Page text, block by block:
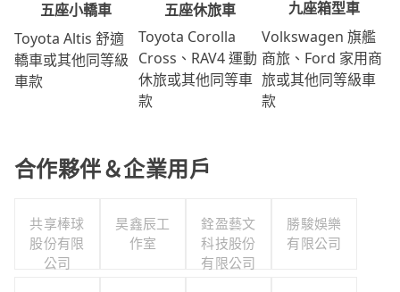
五座小轎車
Toyota Altis 舒適
轎車或其他同等級
車款
五座休旅車
Toyota Corolla
Cross、RAV4 運動
休旅或其他同等車
款
九座箱型車
Volkswagen 旗艦
商旅、Ford 家用商
旅或其他同等級車
款
合作夥伴＆企業用戶
共享棒球
股份有限
公司
昊鑫辰工
作室
銓盈藝文
科技股份
有限公司
勝駿娛樂
有限公司